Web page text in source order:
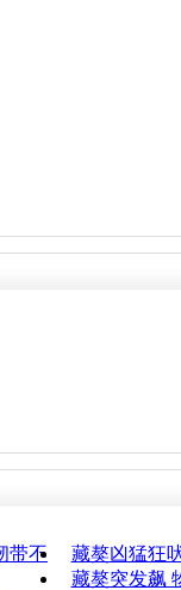
带不
藏獒凶猛狂
藏獒突发飙